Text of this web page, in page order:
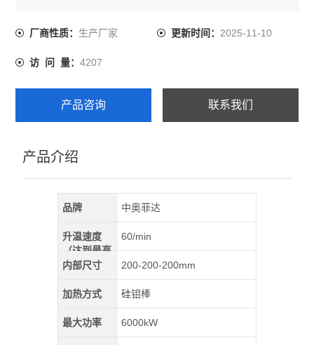
经过流量计后由后膛进出，有多处洗炉膛进气口、出气口
氨分解气等气体，
厂商性质： 生产厂家 更新时间： 2025-11-10
访 问 量：4207
产品咨询 联系我们
产品介绍
品牌 中奥菲达
升温速度
（达到最高
温）
60/min
内部尺寸 200-200-200mm
加热方式 硅钼棒
最大功率 6000kW